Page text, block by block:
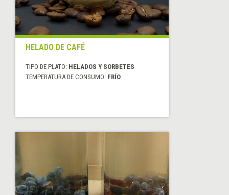
HELADO DE CAFÉ
TIPO DE PLATO: HELADOS Y SORBETES
TEMPERATURA DE CONSUMO: FRÍO